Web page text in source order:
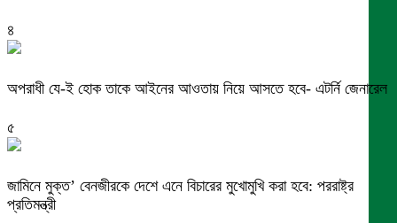
৪
অপরাধী যে-ই হোক তাকে আইনের আওতায় নিয়ে আসতে হবে- এটর্নি জেনারেল
৫
জামিনে মুক্ত’ বেনজীরকে দেশে এনে বিচারের মুখোমুখি করা হবে: পররাষ্ট্র
প্রতিমন্ত্রী